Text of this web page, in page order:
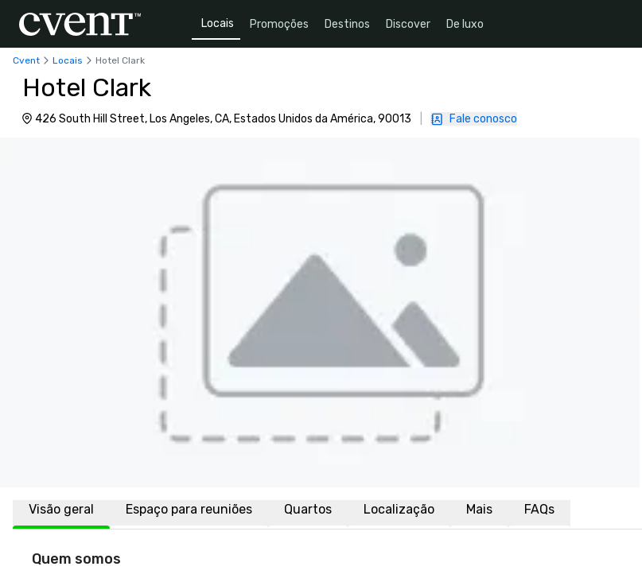
Locais Promoções Destinos Discover De luxo
Cvent Locais Hotel Clark
Hotel Clark
426 South Hill Street, Los Angeles, CA, Estados Unidos da América, 90013 Fale conosco
Visão geral Espaço para reuniões Quartos Localização Mais FAQs
Quem somos